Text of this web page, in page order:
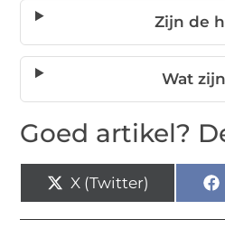
Zijn de
Wat
Goed artikel?
X (Twitter)